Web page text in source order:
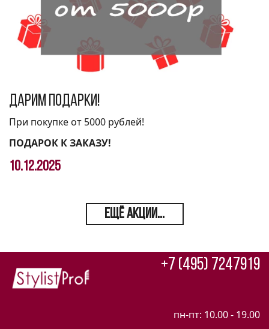
Дарим подарки!
При покупке от 5000 рублей!
ПОДАРОК К ЗАКАЗУ!
10.12.2025
ЕЩЁ АКЦИИ...
+7 (495) 7247919
пн-пт: 10.00 - 19.00